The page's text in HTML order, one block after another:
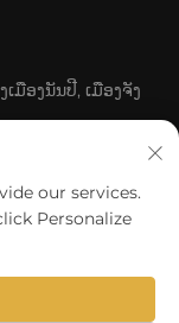
ມືອງນັນປີ, ເມືອງຈັງ
Supply
our services.
Personalize